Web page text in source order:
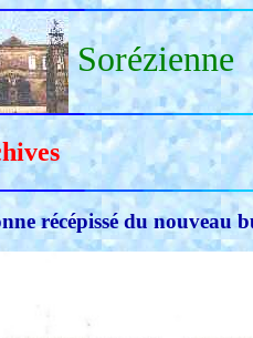
Sorézienne
récépissé du nouveau